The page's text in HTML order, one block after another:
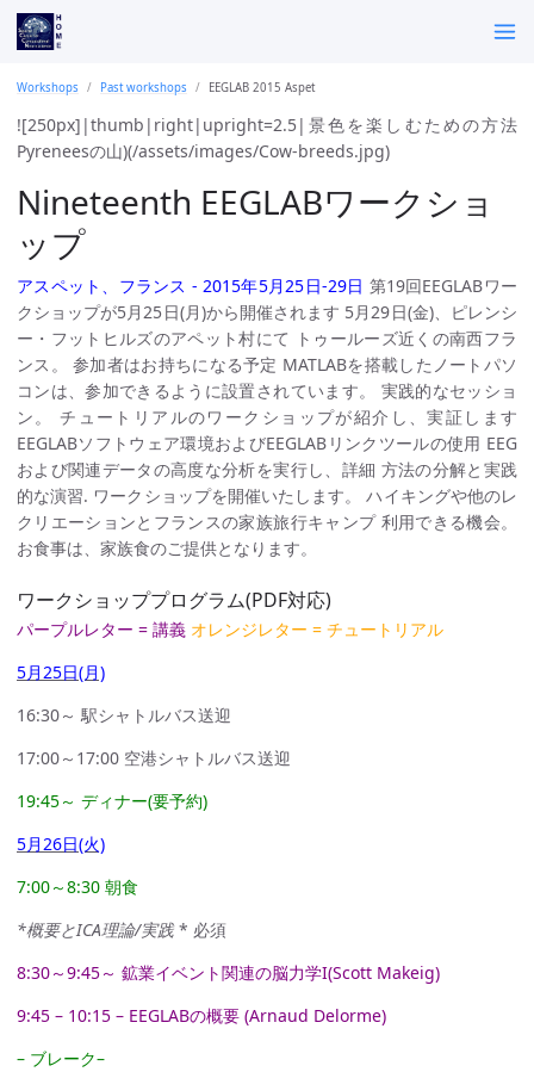
Workshops Past workshops EEGLAB 2015 Aspet
![250px]|thumb|right|upright=2.5|景色を楽しむための方法
Pyreneesの山)(/assets/images/Cow-breeds.jpg)
Nineteenth EEGLABワークショ
ップ
アスペット、フランス - 2015年5月25日-29日 第19回EEGLABワー
クショップが5月25日(月)から開催されます 5月29日(金)、ピレンシ
ー・フットヒルズのアペット村にて トゥールーズ近くの南西フラ
ンス。 参加者はお持ちになる予定 MATLABを搭載したノートパソ
コンは、参加できるように設置されています。 実践的なセッショ
ン。 チュートリアルのワークショップが紹介し、実証します
EEGLABソフトウェア環境およびEEGLABリンクツールの使用 EEG
および関連データの高度な分析を実行し、詳細 方法の分解と実践
的な演習. ワークショップを開催いたします。 ハイキングや他のレ
クリエーションとフランスの家族旅行キャンプ 利用できる機会。
お食事は、家族食のご提供となります。
ワークショッププログラム(PDF対応)
パープルレター = 講義 オレンジレター = チュートリアル
5月25日(月)
16:30～ 駅シャトルバス送迎
17:00～17:00 空港シャトルバス送迎
19:45～ ディナー(要予約)
5月26日(火)
7:00～8:30 朝食
*概要とICA理論/実践* 必須
8:30～9:45～ 鉱業イベント関連の脳力学I(Scott Makeig)
9:45 – 10:15 – EEGLABの概要 (Arnaud Delorme)
– ブレーク–